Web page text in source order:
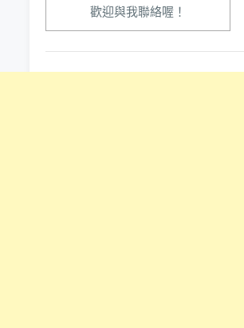
歡迎與我聯絡喔！